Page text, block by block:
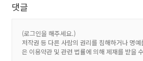
댓글